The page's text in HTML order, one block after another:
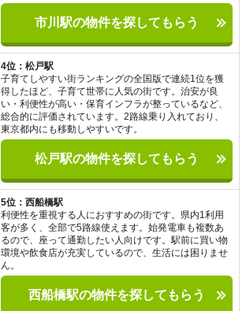
市川駅の物件を探してもらう
4位：松戸駅
子育てしやすい街ランキングの全国版で連続1位を獲
得したほど、子育て世帯に人気の街です。治安が良
い・利便性が高い・保育インフラが整っているなど、
総合的に評価されています。2路線乗り入れており、
東京都内にも移動しやすいです。
松戸駅の物件を探してもらう
5位：西船橋駅
利便性を重視する人におすすめの街です。県内1利用
客が多く、全部で5路線使えます。始発電車も複数あ
るので、座って通勤したい人向けです。駅前に買い物
環境や飲食店が充実しているので、生活には困りませ
ん。
西船橋駅の物件を探してもらう